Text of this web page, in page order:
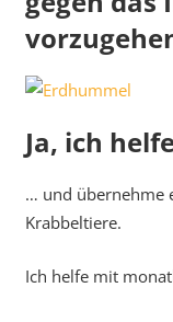
Ja, ich
… und übernehme
Krabbeltiere.
Ich helfe mit